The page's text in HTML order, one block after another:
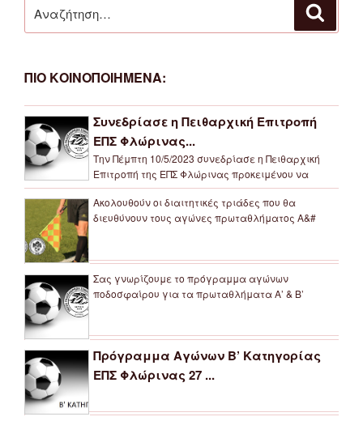
για:
ΠΙΟ ΚΟΙΝΟΠΟΙΗΜΕΝΑ:
Συνεδρίασε η Πειθαρχική Επιτροπή
ΕΠΣ Φλώρινας...
Την Πέμπτη 10/5/2023 συνεδρίασε η Πειθαρχική
Επιτροπή της ΕΠΣ Φλώρινας προκειμένου να
Ακολουθούν οι διαιτητικές τριάδες που θα
διευθύνουν τους αγώνες πρωταθλήματος Α&#
Σας γνωρίζουμε το πρόγραμμα αγώνων
ποδοσφαίρου για τα πρωταθλήματα Α’ & Β’
Πρόγραμμα Αγώνων Β’ Κατηγορίας
ΕΠΣ Φλώρινας 27 ...